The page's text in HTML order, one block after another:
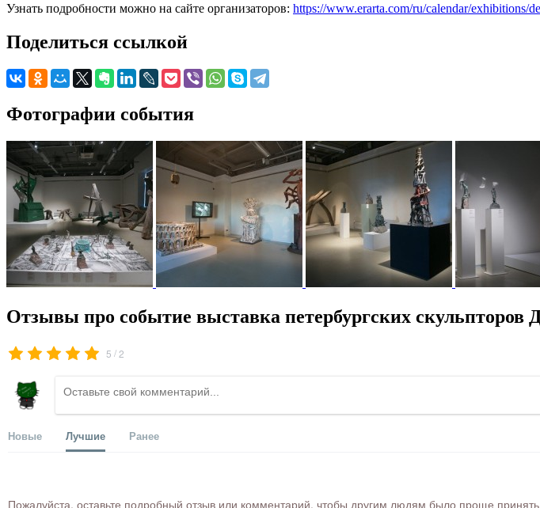
Узнать подробности можно на сайте организаторов: https://www.erarta.com/ru/calendar/exhibitions/
Поделиться ссылкой
Фотографии события
Отзывы про событие выставка петербургских
5 /2
Новые Лучшие Ранее
Пожалуйста, оставьте подробный отзыв или комментарий, чтобы другим людям было проще